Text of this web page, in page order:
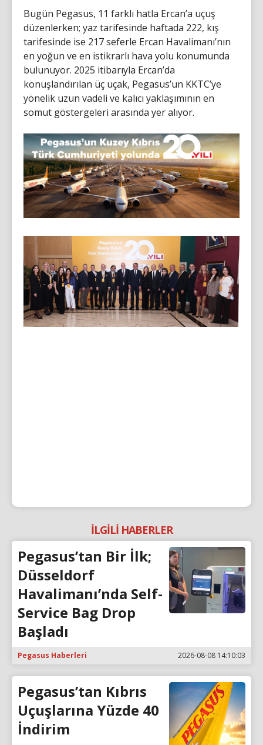
Bugün Pegasus, 11 farklı hatla Ercan’a uçuş
düzenlerken; yaz tarifesinde haftada 222, kış
tarifesinde ise 217 seferle Ercan Havalimanı’nın
en yoğun ve en istikrarlı hava yolu konumunda
bulunuyor. 2025 itibarıyla Ercan’da
konuşlandırılan üç uçak, Pegasus’un KKTC’ye
yönelik uzun vadeli ve kalıcı yaklaşımının en
somut göstergeleri arasında yer alıyor.
İLGİLİ HABERLER
Pegasus’tan Bir İlk;
Düsseldorf
Havalimanı’nda Self-
Service Bag Drop
Başladı
Pegasus Haberleri 2026-08-08 14:10:03
Pegasus’tan Kıbrıs
Uçuşlarına Yüzde 40
İndirim